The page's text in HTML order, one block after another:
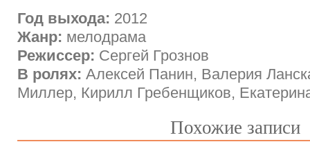
Год выхода: 2012
Жанр: мелодрама
Режиссер: Сергей Грознов
В ролях: Алексей Панин, Валерия
Миллер, Кирилл Гребенщиков,
Похожие записи